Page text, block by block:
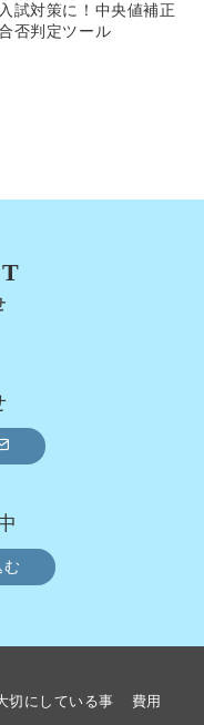
試対策に！中央値補正
否判定ツール
む
切にしている事 費用